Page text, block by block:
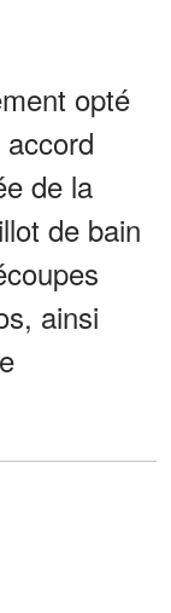
opté
de la
de bain
ainsi